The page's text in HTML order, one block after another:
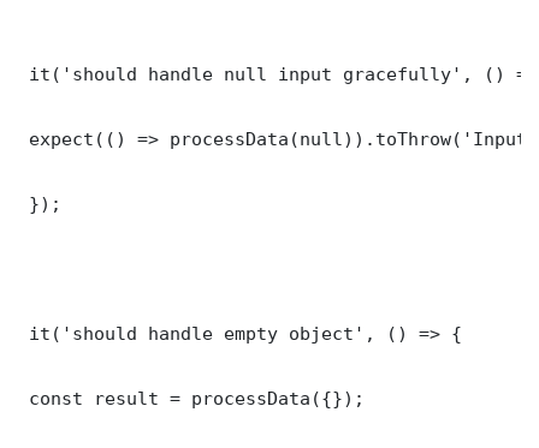
it('should handle null input gracefully', ()
expect(() =>
});
it('should handle empty object', () => {
const result = processData({});